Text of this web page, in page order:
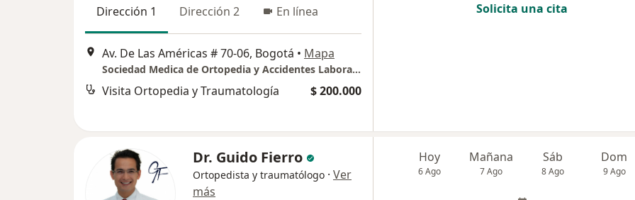
Dirección 1 Dirección 2 En línea
Av. De Las Américas # 70-06, Bogotá • Mapa
Sociedad Medica de Ortopedia y Accidentes Laborales
Visita Ortopedia y Traumatología $ 200.000
Solicita una cita
Dr. Guido Fierro
Ortopedista y traumatólogo · Ver
más
Hoy
6 Ago
Mañana
7 Ago
Sáb
8 Ago
Dom
9 Ago